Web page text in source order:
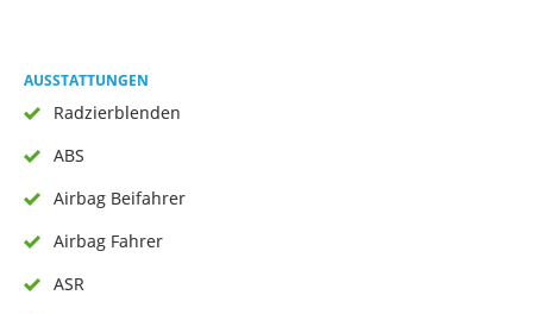
AUSSTATTUNGEN
Radzierblenden
ABS
Airbag Beifahrer
Airbag Fahrer
ASR